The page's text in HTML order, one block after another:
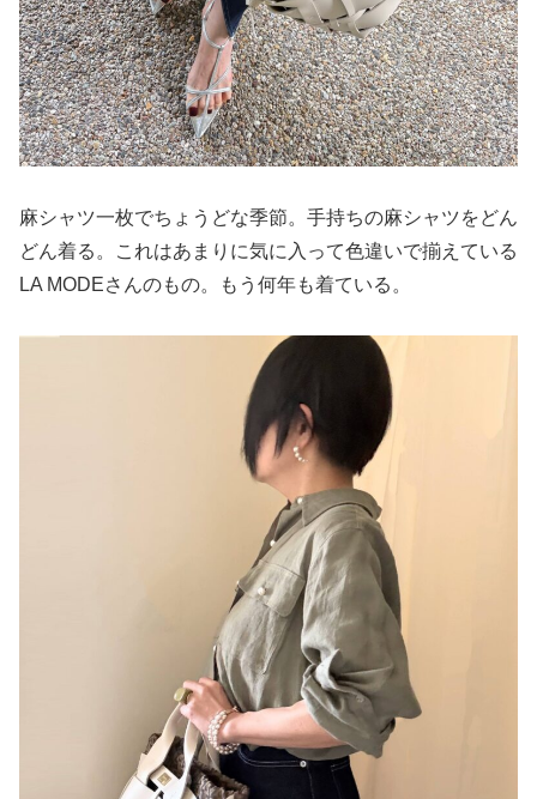
麻シャツ一枚でちょうどな季節。手持ちの麻シャツをどん
どん着る。これはあまりに気に入って色違いで揃えている
LA MODEさんのもの。もう何年も着ている。